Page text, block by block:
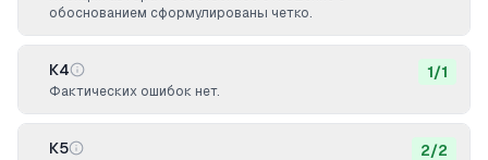
обоснованием сформулированы четко.
К4
Фактических ошибок нет.
1/1
К5 2/2